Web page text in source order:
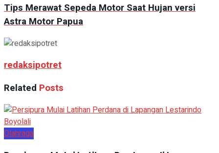
Tips Merawat Sepeda Motor Saat Hujan versi
Astra Motor Papua
redaksipotret
Related Posts
Olahraga